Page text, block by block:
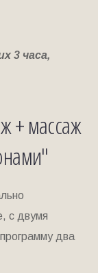
3 часа,
+ массаж
с двумя
два